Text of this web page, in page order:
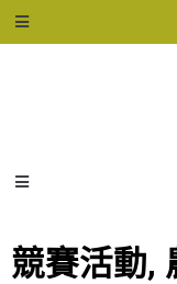
競賽活動,